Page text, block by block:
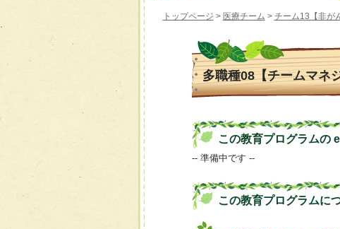
トップページ > 医療チーム > チーム13【非が
多職種08【チームマネ
この教育プログラムの
-- 準備中です --
この教育プログラムに